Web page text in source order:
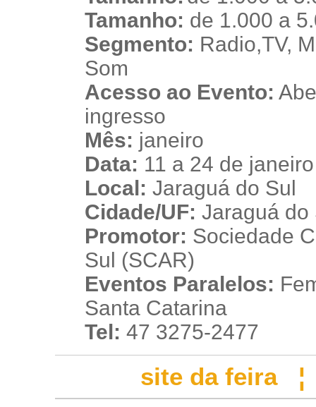
Tamanho: de 1.000 a
Segmento: Radio,TV,
Som
Acesso ao Evento:
ingresso
Mês: janeiro
Data: 11 a 24 de
Local: Jaraguá do Sul
Cidade/UF: Jaraguá do
Promotor: Sociedade
Sul (SCAR)
Eventos Paralelos:
Santa Catarina
Tel: 47 3275-2477
site da feira